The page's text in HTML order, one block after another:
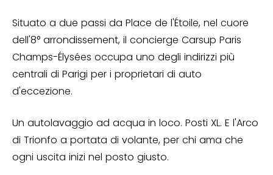
Situato a due passi da Place de l'Étoile, nel cuore
dell'8° arrondissement, il concierge Carsup Paris
Champs-Élysées occupa uno degli indirizzi più
centrali di Parigi per i proprietari di auto
d'eccezione.
Un autolavaggio ad acqua in loco. Posti XL. E l'Arco
di Trionfo a portata di volante, per chi ama che
ogni uscita inizi nel posto giusto.